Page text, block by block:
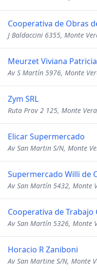
J Baldaccini 6355, Monte
Meurzet Viviana Patricia
Av S Martín 5976, Monte
Zym SRL
Ruta Prov 2 125, Monte
Elicar Supermercado
Av San Martin S/N, Monte
Supermercado Willi de
Av San Martín 5432, Monte
Cooperativa de Trabajo
Av San Martín 5326, Monte
Horacio R Zaniboni
Av San Martine S/N, Monte